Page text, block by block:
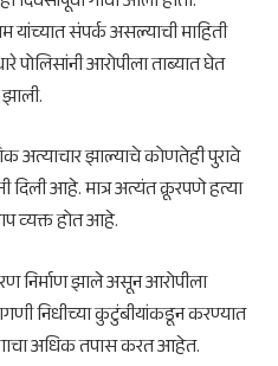
यांच्यात संपर्क असल्याची माहिती
आरोपीला ताब्यात घेत
अत्याचार झाल्याचे कोणतेही पुरावे
दिली आहे. मात्र अत्यंत क्रूरपणे हत्या
व्यक्त होत आहे.
निर्माण झाले असून आरोपीला
निधीच्या कुटुंबीयांकडून करण्यात
अधिक तपास करत आहेत.